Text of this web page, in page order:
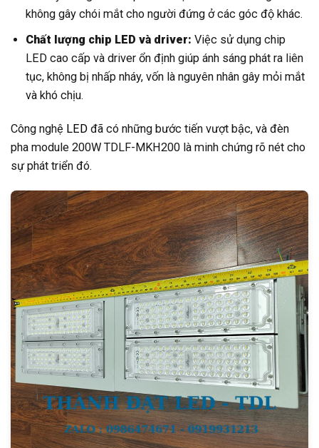
không gây chói mắt cho người đứng ở các góc độ khác.
Chất lượng chip LED và driver: Việc sử dụng chip
LED cao cấp và driver ổn định giúp ánh sáng phát ra liên
tục, không bị nhấp nháy, vốn là nguyên nhân gây mỏi mắt
và khó chịu.
Công nghệ LED đã có những bước tiến vượt bậc, và đèn
pha module 200W TDLF-MKH200 là minh chứng rõ nét cho
sự phát triển đó.